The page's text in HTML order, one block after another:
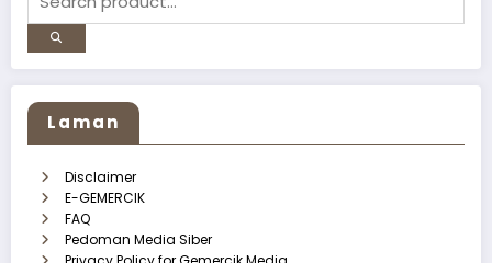
Laman
Disclaimer
E-GEMERCIK
FAQ
Pedoman Media Siber